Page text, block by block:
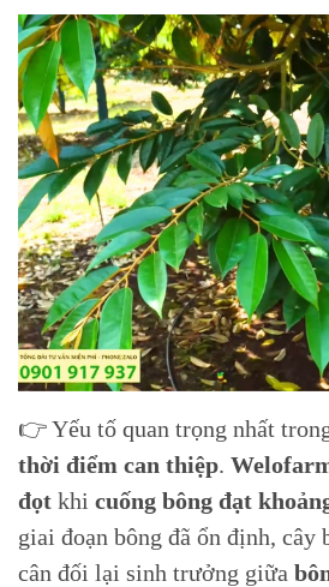
👉 Yếu tố quan trọng nhất
thời điểm can thiệp.
đọt khi cuống bông đạt
giai đoạn bông đã ổn định, cây
cân đối lại sinh trưởng giữa